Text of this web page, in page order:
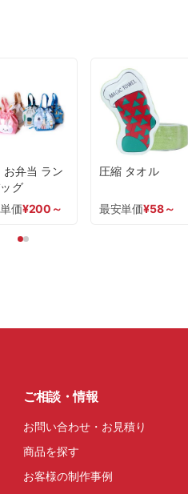
お弁当 ラン
グ
価¥200 ～
圧縮 タオル
最安単価¥58～
ご相談・情報
お問い合わせ・お見積り
商品を探す
お客様の制作事例